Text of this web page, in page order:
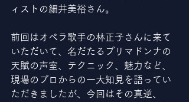
ィストの細井美裕さん。
前回はオペラ歌手の林正子さんに来て
いただいて、名だたるプリマドンナの
天賦の声室、テクニック、魅力など、
現場のプロからの一大知見を語ってい
ただきましたが、今回はその真逆、